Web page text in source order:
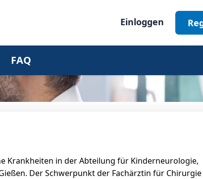
Einloggen
Dermatologie Diabetes
Onkologie
FAQ
Krankheiten in der Abteilung für Kinderneurologie,
Der Schwerpunkt der Fachärztin für